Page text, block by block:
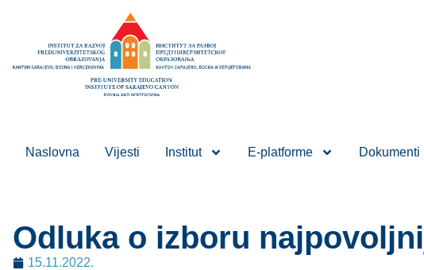
Naslovna Vijesti Institut E-platforme
Odluka o izboru
15.11.2022.